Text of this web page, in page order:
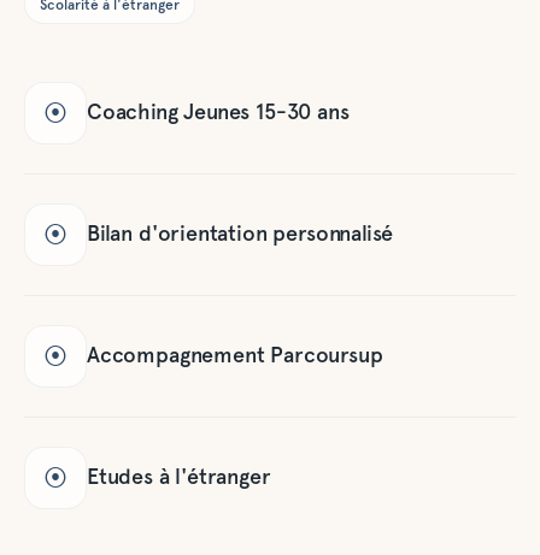
Scolarité à l'étranger
⦿ Coaching Jeunes 15-30 ans
⦿ Bilan d'orientation personnalisé
⦿ Accompagnement Parcoursup
⦿ Etudes à l'étranger